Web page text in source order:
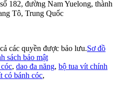
182, đường Nam Yuelong, thành
Tô, Trung Quốc
các quyền được bảo lưu.Sơ đồ
sách bảo mật
, dao đa năng, bộ tua vít chính
có bánh cóc,